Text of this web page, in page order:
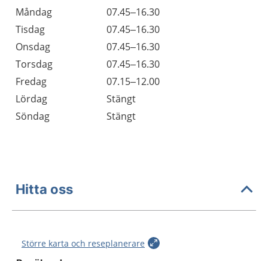
Dag
Öppettider
Kommentarer
Måndag
07.45–16.30
Tisdag
07.45–16.30
Onsdag
07.45–16.30
Torsdag
07.45–16.30
Fredag
07.15–12.00
Lördag
Stängt
Söndag
Stängt
Hitta oss
Större karta och reseplanerare